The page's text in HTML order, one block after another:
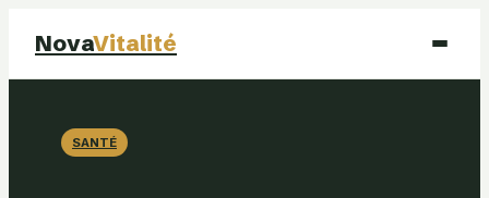
NovaVitalité
SantéSANTÉ